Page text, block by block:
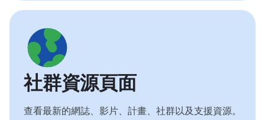
社群資源頁面
查看最新的網誌、影片、計畫、社群以及支援資源。